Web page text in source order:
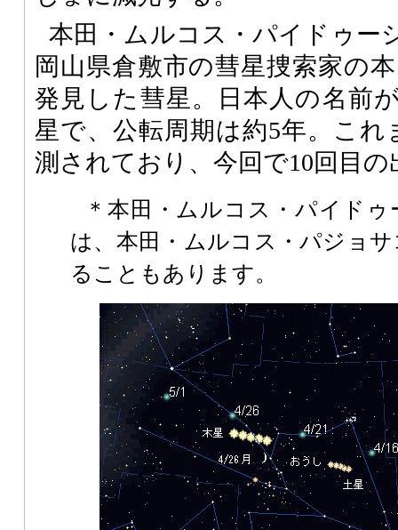
本田・ムルコス・パイドゥー
岡山県倉敷市の彗星捜索家の
発見した彗星。日本人の名前
星で、公転周期は約5年。これ
測されており、今回で10回目の
＊本田・ムルコス・パイド
は、本田・ムルコス・パジョ
ることもあります。